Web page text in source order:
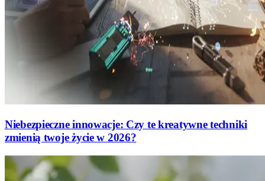
Niebezpieczne innowacje: Czy te kreatywne techniki
zmienią twoje życie w 2026?